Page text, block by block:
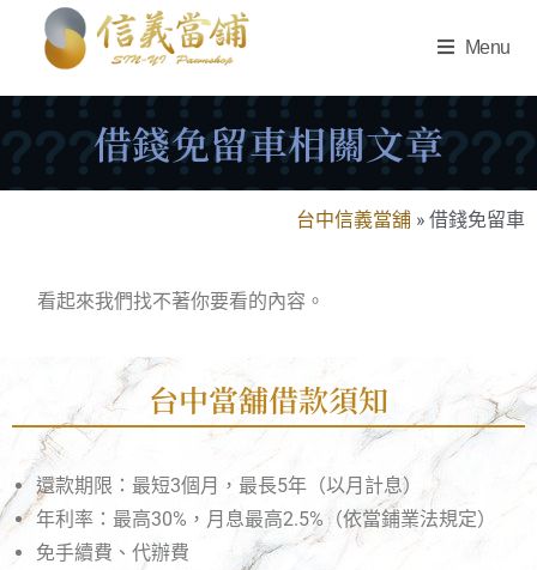
Menu
借錢免留車相關文章
台中信義當舖 »借錢免留車
看起來我們找不著你要看的內容。
台中當舖借款須知
還款期限：最短3個月，最長5年（以月計息）
年利率：最高30%，月息最高2.5%（依當鋪業法規定）
免手續費、代辦費